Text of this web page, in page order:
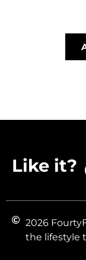
Like it?
2026
the lifestyle